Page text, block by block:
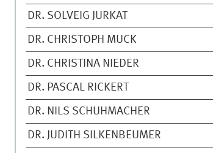
DR. SOLVEIG JURKAT
DR. CHRISTOPH MUCK
DR. CHRISTINA NIEDER
DR. PASCAL RICKERT
DR. NILS SCHUHMACHER
DR. JUDITH SILKENBEUMER